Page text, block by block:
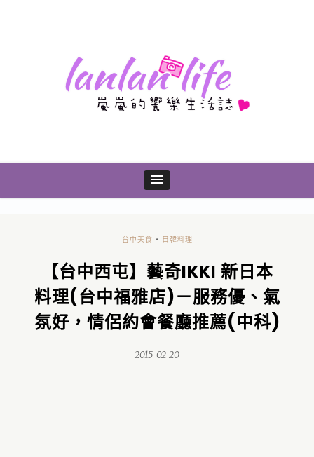
台中美食 • 日韓料理
【台中西屯】藝奇IKKI 新日本
料理(台中福雅店)－服務優、氣
氛好，情侶約會餐廳推薦(中科)
2015-02-20